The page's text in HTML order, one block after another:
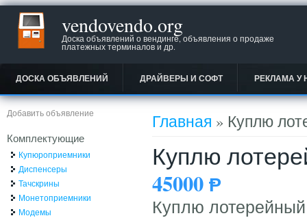
vendovendo.org
Доска объявлений о вендинге, объявления о продаже
платежных терминалов и др.
ДОСКА ОБЪЯВЛЕНИЙ ДРАЙВЕРЫ И СОФТ РЕКЛАМА У
Вы здесь
Главная » Куплю
Куплю
45000 Ᵽ
Куплю
Добавить объявление
Комплектующие
Купюроприемники
Диспенсеры
Тачскрины
Монетоприемники
Модемы